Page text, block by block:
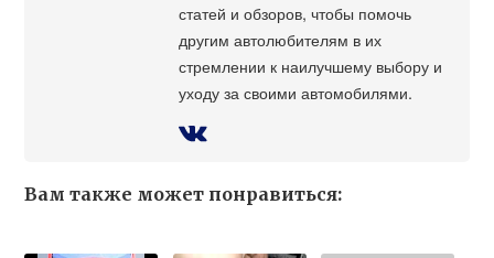
статей и обзоров, чтобы помочь
другим автолюбителям в их
стремлении к наилучшему выбору и
уходу за своими автомобилями.
Вам также может понравиться: